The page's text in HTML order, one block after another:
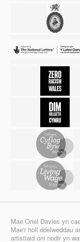
Mae Oriel Davies yn
Mae'r holl ddelweddau
artistiaid oni nodir yn